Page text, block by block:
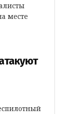
месте